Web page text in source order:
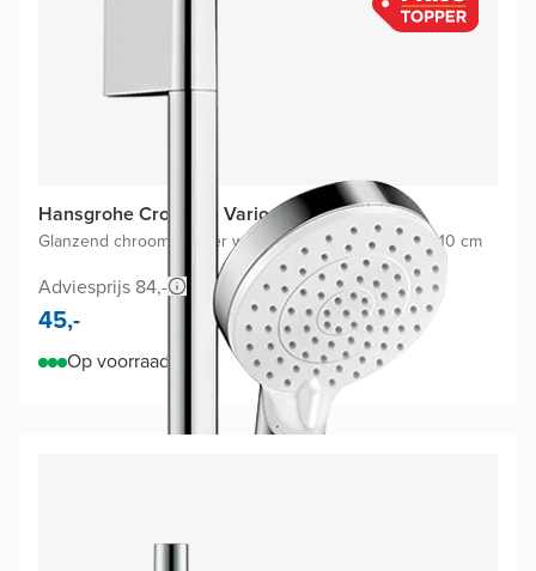
Hansgrohe Crometta Vario glijstangset
Glanzend chroom Zonder waterbesparende functie| Ø 10 cm
Adviesprijs 84,-
45,-
Op voorraad